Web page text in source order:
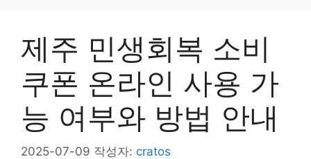
제주 민생회복 소비
쿠폰 온라인 사용 가
능 여부와 방법 안내
2025-07-09 작성자: cratos